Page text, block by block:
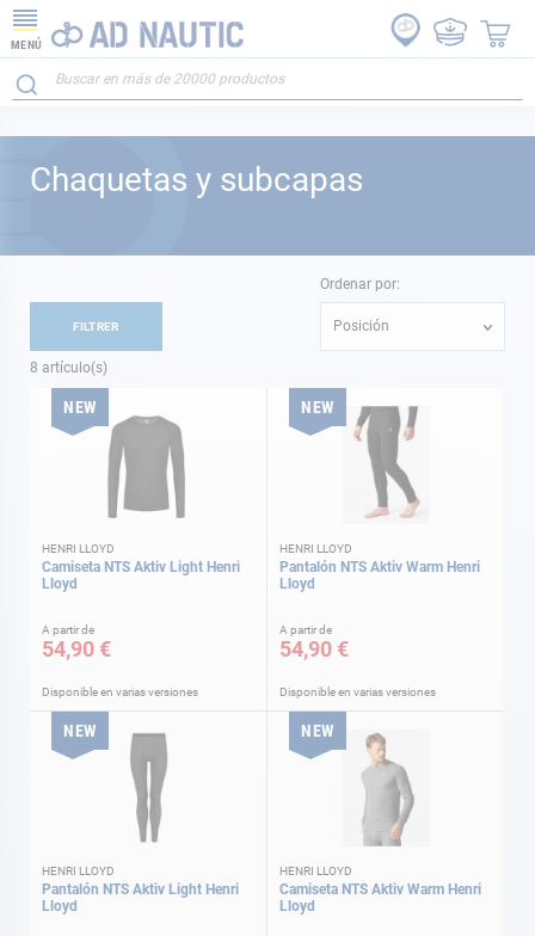
MENÚ
Chaquetas y subcapas
8 artículo(s)
Ordenar por:
Posición
NEW
HENRI LLOYD
Camiseta NTS Aktiv Light Henri
Lloyd
A partir de
54,90 €
Disponible en varias versiones
NEW
HENRI LLOYD
Pantalón NTS Aktiv Warm Henri
Lloyd
A partir de
54,90 €
Disponible en varias versiones
NEW
HENRI LLOYD
Pantalón NTS Aktiv Light Henri
Lloyd
NEW
HENRI LLOYD
Camiseta NTS Aktiv Warm Henri
Lloyd
FILTRER